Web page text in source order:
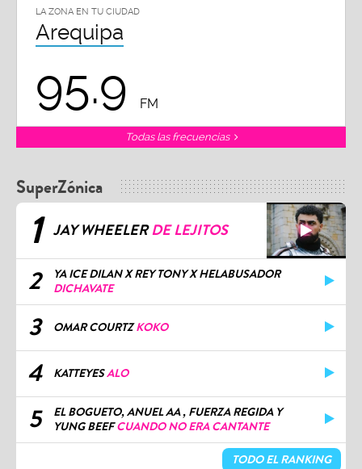
LA ZONA EN TU CIUDAD
Arequipa
95.9 FM
Todas las frecuencias
SuperZónica
1 JAY WHEELERDE LEJITOS
2
YA ICE DILAN X REY TONY X HELABUSADOR
DICHAVATE
3 OMAR COURTZKOKO
4 KATTEYESALO
5
EL BOGUETO, ANUEL AA , FUERZA REGIDA Y
YUNG BEEFCUANDO NO ERA CANTANTE
TODO EL RANKING